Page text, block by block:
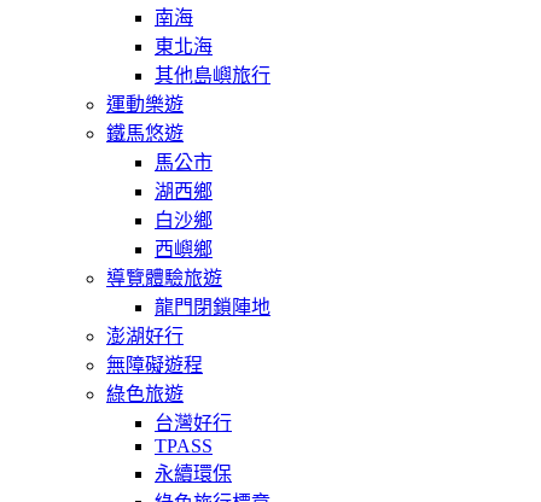
南海
東北海
其他島嶼旅行
運動樂遊
鐵馬悠遊
馬公市
湖西鄉
白沙鄉
西嶼鄉
導覽體驗旅遊
龍門閉鎖陣地
澎湖好行
無障礙遊程
綠色旅遊
台灣好行
TPASS
永續環保